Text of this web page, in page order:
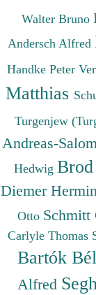
Walter Bruno
Andersch Alfred
Handke Peter
Matthias
Turgenjew
Andreas-
Hedwig
Diemer
Otto Schmitt
Carlyle Thomas
Bartók
Alfred